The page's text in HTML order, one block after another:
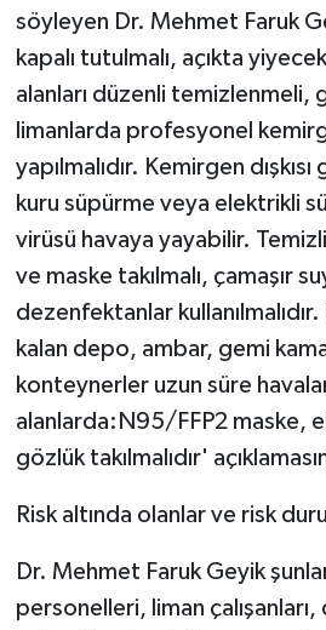
söyleyen Dr. Mehmet Faruk
kapalı tutulmalı, açıkta
alanları düzenli temizlenmeli,
limanlarda profesyonel
yapılmalıdır. Kemirgen
kuru süpürme veya elektrikli
virüsü havaya yayabilir.
ve maske takılmalı, çamaşır
dezenfektanlar kullanılmalıdır.
kalan depo, ambar, gemi
konteynerler uzun süre
alanlarda:N95/FFP2 maske,
gözlük takılmalıdır'
Risk altında olanlar ve risk
Dr. Mehmet Faruk Geyik
personelleri, liman